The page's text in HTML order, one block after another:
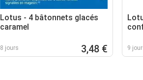
Lotus - 4 bâtonnets glacés
caramel
8 jours 3,48 € 9